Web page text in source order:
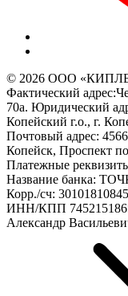
© 2026 ООО
Фактический
70а. Юридический
Копейский г.о., г.
Почтовый адрес:
Копейск, Проспект
Платежные
Название банка:
Корр./сч:
ИНН/КПП
Александр